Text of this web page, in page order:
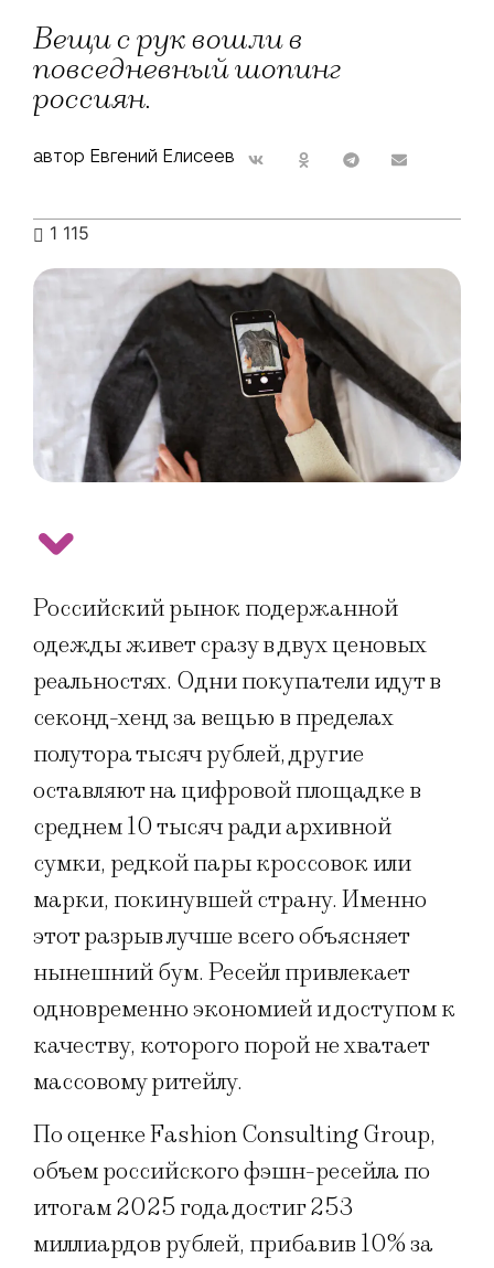
Вещи с рук вошли в
повседневный шопинг
россиян.
автор Евгений Елисеев
1 115
Российский рынок подержанной
одежды живет сразу в двух ценовых
реальностях. Одни покупатели идут в
секонд-хенд за вещью в пределах
полутора тысяч рублей, другие
оставляют на цифровой площадке в
среднем 10 тысяч ради архивной
сумки, редкой пары кроссовок или
марки, покинувшей страну. Именно
этот разрыв лучше всего объясняет
нынешний бум. Ресейл привлекает
одновременно экономией и доступом к
качеству, которого порой не хватает
массовому ритейлу.
По оценке Fashion Consulting Group,
объем российского фэшн-ресейла по
итогам 2025 года достиг 253
миллиардов рублей, прибавив 10% за